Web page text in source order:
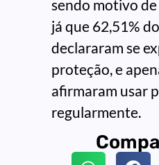
sendo motivo
já que 62,51%
declararam se
proteção, e
afirmaram usar
regularmente.